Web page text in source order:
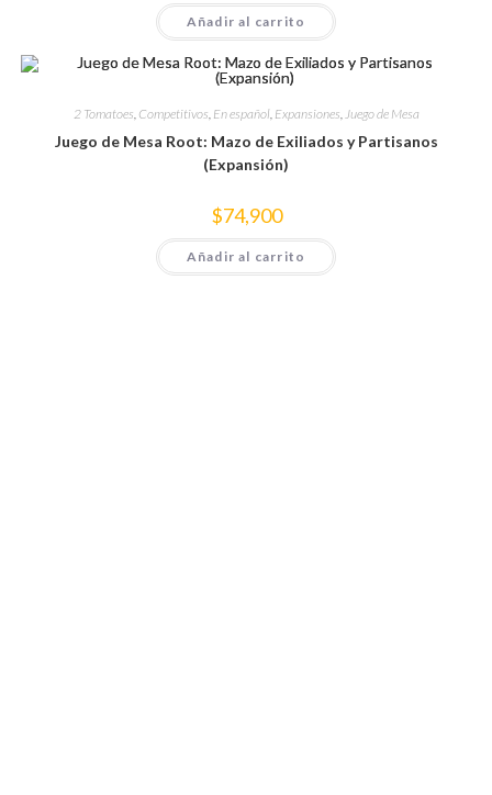
Añadir al carrito
2 Tomatoes Competitivos En español, Expansiones Juego de Mesa
Juego de Mesa Root: Mazo de Exiliados y Partisanos
(Expansión)
$74,900
Añadir al carrito